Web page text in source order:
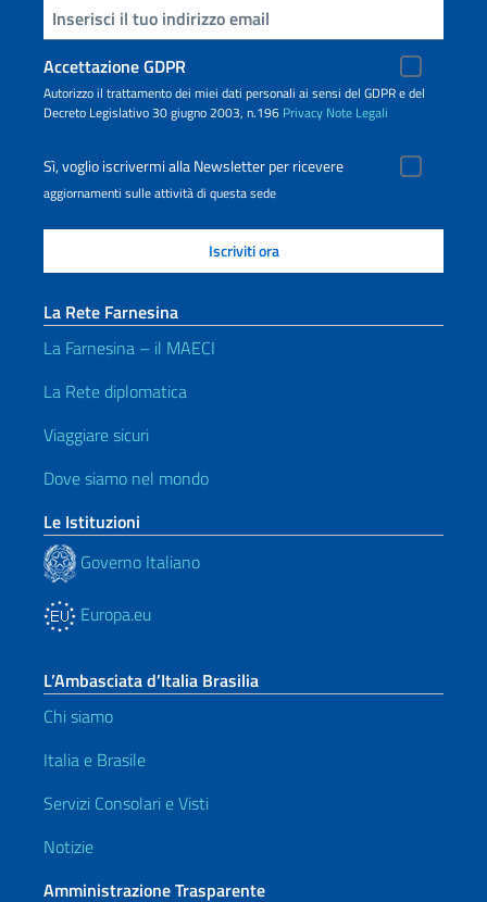
Inserisci la tua email
Accettazione GDPR
Autorizzo il trattamento dei miei dati personali ai sensi del GDPR e del
Decreto Legislativo 30 giugno 2003, n.196 Privacy Note Legali
Sì, voglio iscrivermi alla Newsletter per ricevere
aggiornamenti sulle attività di questa sede
La Rete Farnesina
La Farnesina – il MAECI
La Rete diplomatica
Viaggiare sicuri
Dove siamo nel mondo
Le Istituzioni
Governo Italiano
Europa.eu
L’Ambasciata d’Italia Brasilia
Chi siamo
Italia e Brasile
Servizi Consolari e Visti
Notizie
Amministrazione Trasparente